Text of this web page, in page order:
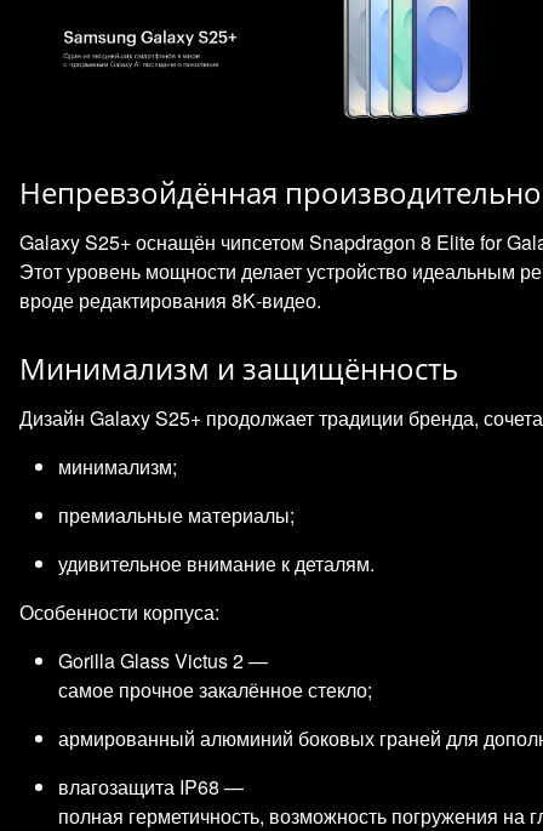
Непревзойдённая
Galaxy S25+ оснащён чипсетом Snapdragon 8 Elite for
Этот уровень мощности делает устройство идеальным
вроде редактирования 8K‑видео.
Минимализм и защищённость
Дизайн Galaxy S25+ продолжает традиции бренда,
минимализм;
премиальные материалы;
удивительное внимание к деталям.
Особенности корпуса:
Gorilla Glass Victus 2 —
самое прочное закалённое стекло;
армированный алюминий боковых граней для
влагозащита IP68 —
полная герметичность, возможность погружения на